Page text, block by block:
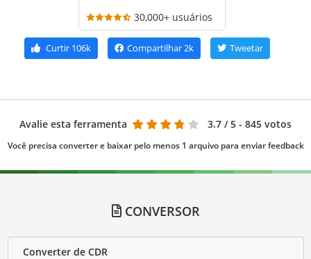
30,000+ usuários
Curtir 106k Compartilhar2k Tweetar
Avalie esta ferramenta 3.7 / 5 - 845 votos
Você precisa converter e baixar pelo menos 1 arquivo para enviar feedback
CONVERSOR
Converter de CDR